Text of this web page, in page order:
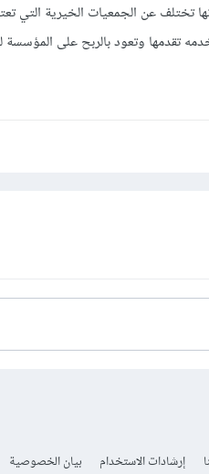
تختلف عن الجمعيات الخيرية التي
تقدمها وتعود بالربح على
إرشادات الاستخدام بيان الخصوصية